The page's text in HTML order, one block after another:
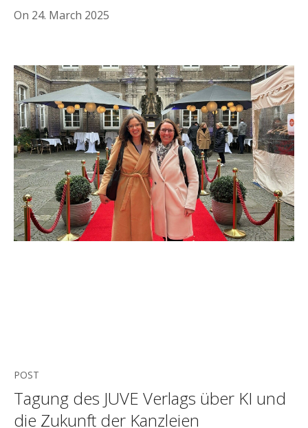
On 24. March 2025
POST
Tagung des JUVE Verlags über KI und
die Zukunft der Kanzleien